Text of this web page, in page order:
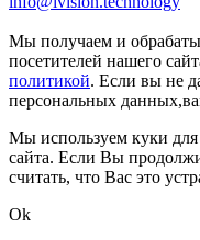
Мы получаем и
посетителей нашего
политикой. Если вы не
персональных
Мы используем куки
сайта. Если Вы
считать, что Вас это
Ok